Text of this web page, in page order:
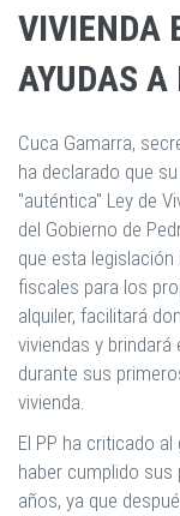
VIVIENDA
AYUDAS A
Cuca Gamarra,
ha declarado que
"auténtica" Ley de
del Gobierno de
que esta
fiscales para los
alquiler, facilitará
viviendas y
durante sus
vivienda.
El PP ha criticado
haber cumplido
años, ya que